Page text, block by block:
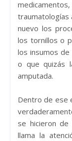
traumatologías
nuevo los
los tornillos o
los insumos
o que quizás
amputada.
Dentro de ese
se hicieron
llama la